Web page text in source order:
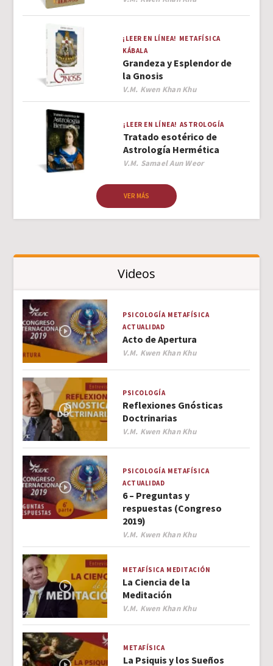
¡LEER EN LÍNEA! METAFÍSICA
KÁBALA
Grandeza y Esplendor de
la Gnosis
Author
V.M. Kwen Khan Khu
¡LEER EN LÍNEA! ASTROLOGÍA
Tratado esotérico de
Astrología Hermética
Author
V.M. Samael Aun Weor
VER MÁS
Videos
PSICOLOGÍA METAFÍSICA
ACTUALIDAD
Acto de Apertura
Author
V.M. Kwen Khan Khu
PSICOLOGÍA
Reflexiones Gnósticas
Doctrinarias
Author
V.M. Kwen Khan Khu
PSICOLOGÍA METAFÍSICA
ACTUALIDAD
6 – Preguntas y
respuestas (Congreso
2019)
Author
V.M. Kwen Khan Khu
METAFÍSICA MEDITACIÓN
La Ciencia de la
Meditación
Author
V.M. Kwen Khan Khu
METAFÍSICA
La Psiquis y los Sueños